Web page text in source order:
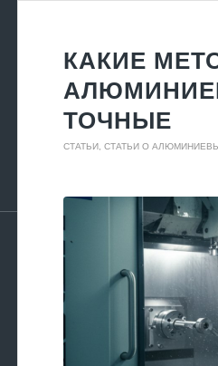
КАКИЕ
ТОЧНЫЕ
СТАТЬИ СТАТЬИ О